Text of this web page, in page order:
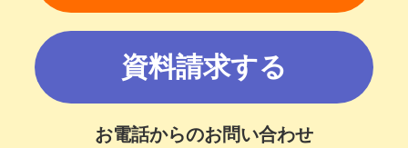
資料請求する
お電話からのお問い合わせ